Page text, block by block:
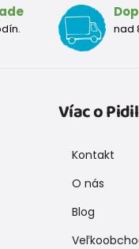
nad
Víac o
Kontakt
O nás
Blog